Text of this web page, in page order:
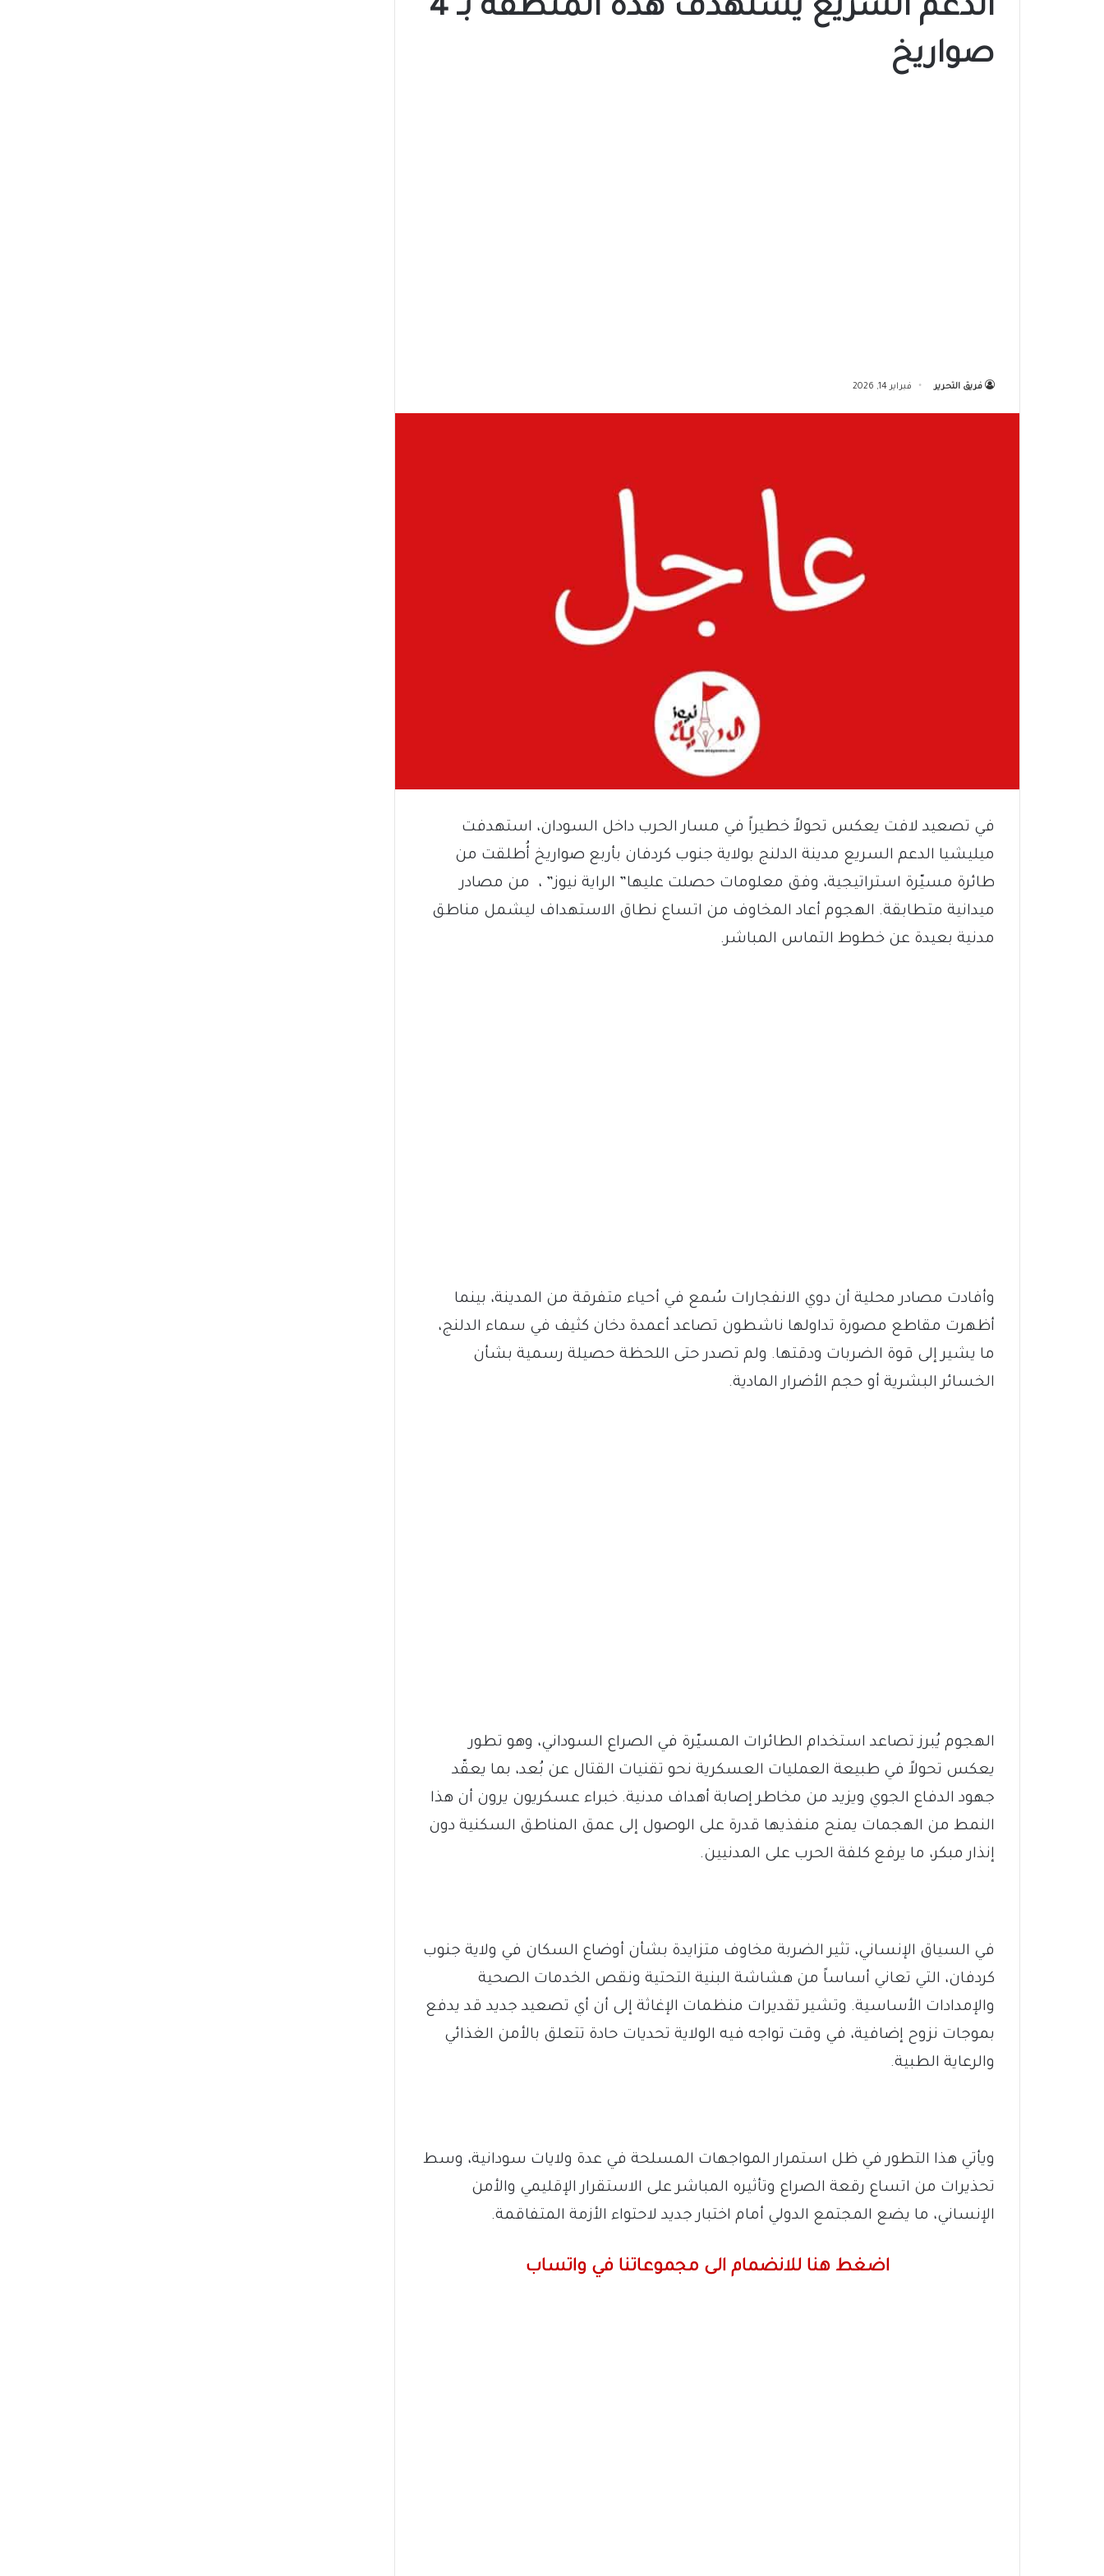
الدعم السريع يستهدف هذه المنطقة بـ 4
صواريخ
فريق التحرير فبراير 14, 2026
في تصعيد لافت يعكس تحولاً خطيراً في مسار الحرب داخل السودان، استهدفت
ميليشيا الدعم السريع مدينة الدلنج بولاية جنوب كردفان بأربع صواريخ أُطلقت من
طائرة مسيّرة استراتيجية، وفق معلومات حصلت عليها” الراية نيوز” ، من مصادر
ميدانية متطابقة. الهجوم أعاد المخاوف من اتساع نطاق الاستهداف ليشمل مناطق
مدنية بعيدة عن خطوط التماس المباشر.
وأفادت مصادر محلية أن دوي الانفجارات سُمع في أحياء متفرقة من المدينة، بينما
أظهرت مقاطع مصورة تداولها ناشطون تصاعد أعمدة دخان كثيف في سماء الدلنج،
ما يشير إلى قوة الضربات ودقتها. ولم تصدر حتى اللحظة حصيلة رسمية بشأن
الخسائر البشرية أو حجم الأضرار المادية.
الهجوم يُبرز تصاعد استخدام الطائرات المسيّرة في الصراع السوداني، وهو تطور
يعكس تحولاً في طبيعة العمليات العسكرية نحو تقنيات القتال عن بُعد، بما يعقّد
جهود الدفاع الجوي ويزيد من مخاطر إصابة أهداف مدنية. خبراء عسكريون يرون أن هذا
النمط من الهجمات يمنح منفذيها قدرة على الوصول إلى عمق المناطق السكنية دون
إنذار مبكر، ما يرفع كلفة الحرب على المدنيين.
في السياق الإنساني، تثير الضربة مخاوف متزايدة بشأن أوضاع السكان في ولاية جنوب
كردفان، التي تعاني أساساً من هشاشة البنية التحتية ونقص الخدمات الصحية
والإمدادات الأساسية. وتشير تقديرات منظمات الإغاثة إلى أن أي تصعيد جديد قد يدفع
بموجات نزوح إضافية، في وقت تواجه فيه الولاية تحديات حادة تتعلق بالأمن الغذائي
والرعاية الطبية.
ويأتي هذا التطور في ظل استمرار المواجهات المسلحة في عدة ولايات سودانية، وسط
تحذيرات من اتساع رقعة الصراع وتأثيره المباشر على الاستقرار الإقليمي والأمن
الإنساني، ما يضع المجتمع الدولي أمام اختبار جديد لاحتواء الأزمة المتفاقمة.
اضغط هنا للانضمام الى مجموعاتنا في واتساب